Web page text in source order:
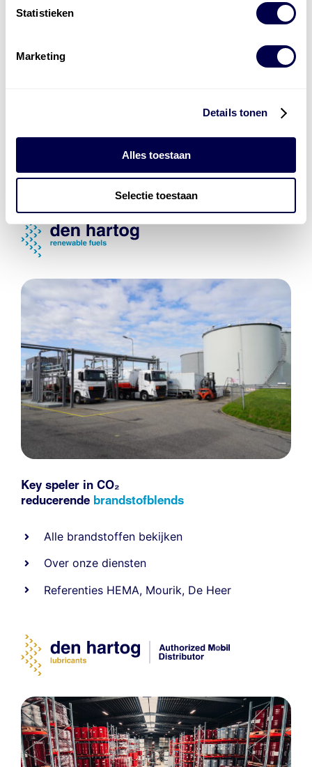
Statistieken
Marketing
Details tonen
Alles toestaan
Selectie toestaan
Installatie van laadinfra en accu’s
LaadnetwerkenLaadpassen
Key speler in CO₂
reducerende brandstofblends
Alle brandstoffen bekijken
Over onze diensten
Referenties HEMA, Mourik, De Heer